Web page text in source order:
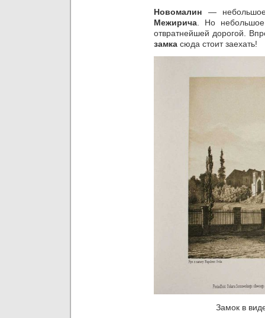
Новомалин —
Межирича . Но
отвратнейшей дорогой.
замка сюда стоит заехать!
Замок в